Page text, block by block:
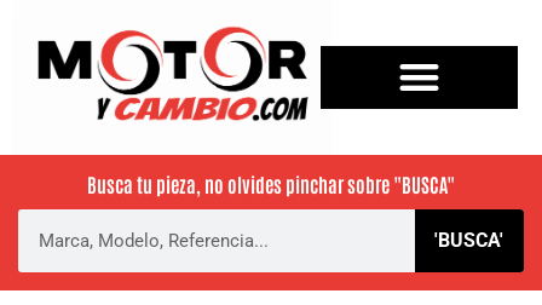
Busca tu pieza, no olvides pinchar sobre "BUSCA"
'BUSCA'